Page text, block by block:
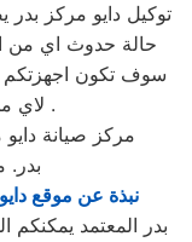
توكيل دايو مركز
حالة حدوث اي من
سوف تكون
لاي من قطع الغيار عند الضرورة .
مركز صيانة
بدر.
نبذة عن موقع دايو
بدر المعتمد